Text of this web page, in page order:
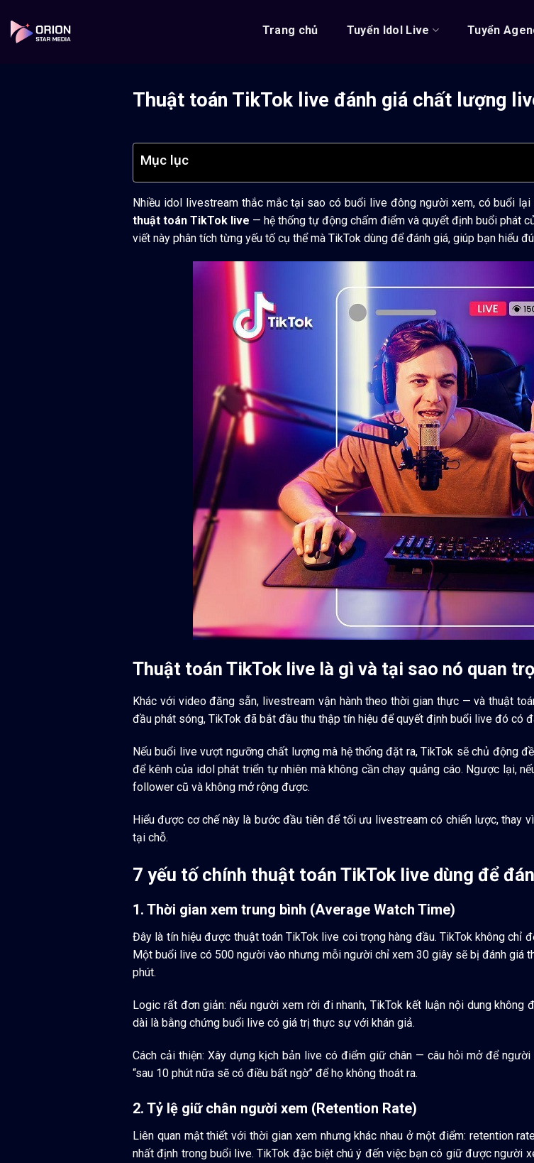
qua
Trang chủ Tuyển Idol Live Tuyển
Thuật toán TikTok live đánh giá chất lượng
Mục lục
Nhiều idol livestream thắc mắc tại sao có buổi live đông người xem, có buổi lại
thuật toán TikTok live — hệ thống tự động chấm điểm và quyết định buổi phát
viết này phân tích từng yếu tố cụ thể mà TikTok dùng để đánh giá, giúp bạn hiểu
Thuật toán TikTok live là gì và tại sao nó quan
Khác với video đăng sẵn, livestream vận hành theo thời gian thực — và thuật
đầu phát sóng, TikTok đã bắt đầu thu thập tín hiệu để quyết định buổi live đó có
Nếu buổi live vượt ngưỡng chất lượng mà hệ thống đặt ra, TikTok sẽ chủ động
để kênh của idol phát triển tự nhiên mà không cần chạy quảng cáo. Ngược lại,
follower cũ và không mở rộng được.
Hiểu được cơ chế này là bước đầu tiên để tối ưu livestream có chiến lược, thay
tại chỗ.
7 yếu tố chính thuật toán TikTok live dùng để
1. Thời gian xem trung bình (Average Watch Time)
Đây là tín hiệu được thuật toán TikTok live coi trọng hàng đầu. TikTok không chỉ
Một buổi live có 500 người vào nhưng mỗi người chỉ xem 30 giây sẽ bị đánh giá
phút.
Logic rất đơn giản: nếu người xem rời đi nhanh, TikTok kết luận nội dung
dài là bằng chứng buổi live có giá trị thực sự với khán giả.
Cách cải thiện: Xây dựng kịch bản live có điểm giữ chân — câu hỏi mở để
“sau 10 phút nữa sẽ có điều bất ngờ” để họ không thoát ra.
2. Tỷ lệ giữ chân người xem (Retention Rate)
Liên quan mật thiết với thời gian xem nhưng khác nhau ở một điểm: retention
nhất định trong buổi live. TikTok đặc biệt chú ý đến việc bạn có giữ được người